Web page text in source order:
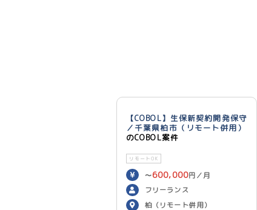
【COBOL】生保新契約開発保守
／千葉県柏市（リモート併用）
のCOBOL案件
リモートOK
〜600,000円／月
フリーランス
柏（リモート併用）